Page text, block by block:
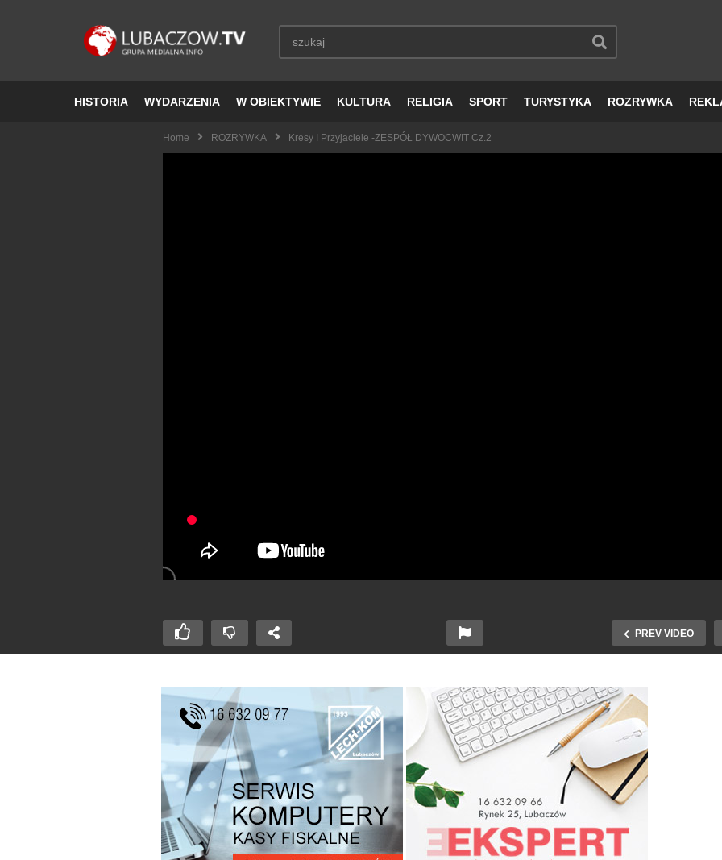
HISTORIA WYDARZENIA W OBIEKTYWIE KULTURA RELIGIA SPORT TURYSTYKA ROZRYWKA
Home ROZRYWKA Kresy I Przyjaciele -ZESPÓŁ DYWOCWIT Cz.2
PREV VIDEO
Kresy i Przyjaciele –
koncert zespołu Kresy w
Lubaczowie cz. 2
Kresy i Przyjaciele –
Niespodzianka z Krowicy
Samej
Kresy i Przyjaciele -
DYWOCWIT cz.2